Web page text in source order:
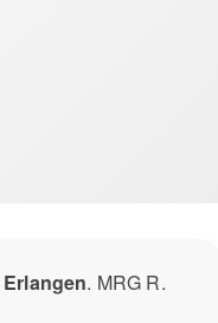
Erlangen. MRG R.